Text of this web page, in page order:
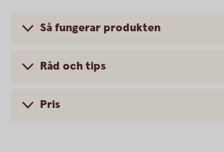
Så fungerar produkten
Råd och tips
Pris